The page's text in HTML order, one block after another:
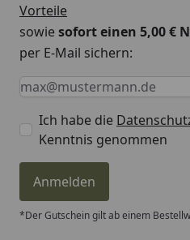
Vorteile
sowiesofort einen 5,00 €
per E-Mail sichern:
Keine Eingabe erforderlich
Eingabe erforderlich
E-Mail *
Ich habe die
Kenntnis genommen
Anmelden
*Der Gutschein gilt ab einem